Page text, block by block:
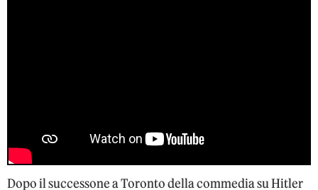
Dopo il successone a Toronto della commedia su Hitler